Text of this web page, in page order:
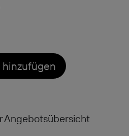
hinzufügen
Angebotsübersicht